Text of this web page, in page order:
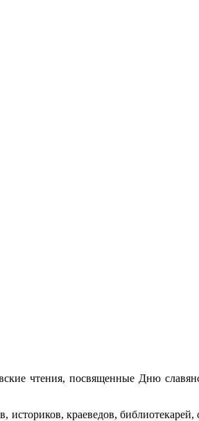
чтения, посвященные Дню
краеведов, библиотекарей,